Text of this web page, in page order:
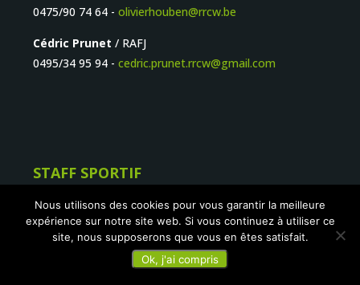
0475/90 74 64 - olivierhouben@rrcw.be
Cédric Prunet / RAFJ
0495/34 95 94 - cedric.prunet.rrcw@gmail.com
STAFF SPORTIF
Olivier Houben/ Directeur exécutif & Team manager
seniors
0475/90 74 64 -olivierhouben@rrcw.be
Nous utilisons des cookies pour vous garantir la meilleure
expérience sur notre site web. Si vous continuez à utiliser ce
site, nous supposerons que vous en êtes satisfait.
Ok, j'ai compris